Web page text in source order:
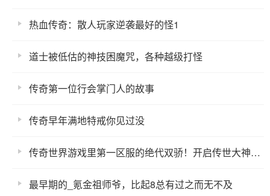
热血传奇：散人玩家逆袭最好的怪1
道士被低估的神技困魔咒，各种越级打怪
传奇第一位行会掌门人的故事
传奇早年满地特戒你见过没
传奇世界游戏里第一区服的绝代双骄！开启传世大神人物先河
最早期的_氪金祖师爷，比起8总有过之而无不及